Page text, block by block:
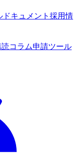
ドキュメント 採用情
読コラム申請ツール